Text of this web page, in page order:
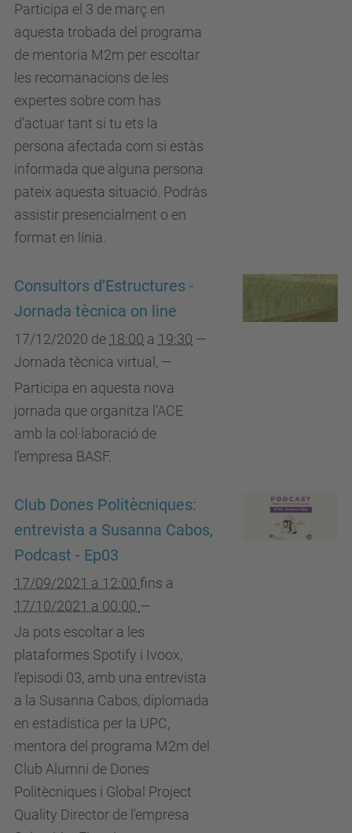
Participa el 3 de març en
aquesta trobada del programa
de mentoria M2m per escoltar
les recomanacions de les
expertes sobre com has
d'actuar tant si tu ets la
persona afectada com si estàs
informada que alguna persona
pateix aquesta situació. Podràs
assistir presencialment o en
format en línia.
Consultors d’Estructures -
Jornada tècnica on line
17/12/2020 de 18:00 a 19:30 —
Jornada tècnica virtual , —
Participa en aquesta nova
jornada que organitza l'ACE
amb la col·laboració de
l'empresa BASF.
Club Dones Politècniques:
entrevista a Susanna Cabos,
Podcast - Ep03
17/09/2021 a 12:00 fins a
17/10/2021 a 00:00 —
Ja pots escoltar a les
plataformes Spotify i Ivoox,
l’episodi 03, amb una entrevista
a la Susanna Cabos, diplomada
en estadística per la UPC,
mentora del programa M2m del
Club Alumni de Dones
Politècniques i Global Project
Quality Director de l'empresa